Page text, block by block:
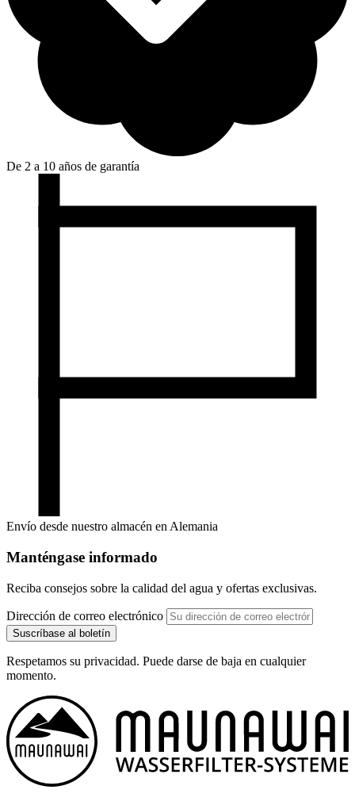
De 2 a 10 años de garantía
Envío desde nuestro almacén en Alemania
Manténgase informado
Reciba consejos sobre la calidad del agua y ofertas exclusivas.
Dirección de correo electrónico
Suscríbase al boletín
Respetamos su privacidad. Puede darse de baja en cualquier
momento.